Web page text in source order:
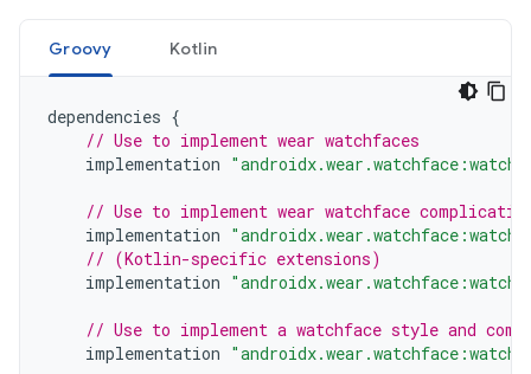
Groovy Kotlin
dependencies {
// Use to implement wear watchfaces
implementation
// Use to implement wear watchface
implementation
// (Kotlin-specific extensions)
implementation
// Use to implement a watchface style and
implementation